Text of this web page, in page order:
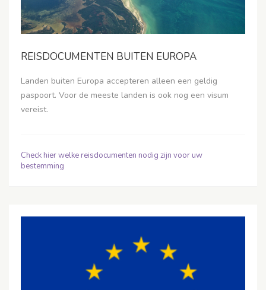
REISDOCUMENTEN BUITEN EUROPA
Landen buiten Europa accepteren alleen een geldig
paspoort. Voor de meeste landen is ook nog een visum
vereist.
Check hier welke reisdocumenten nodig zijn voor uw
bestemming